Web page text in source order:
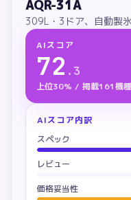
AQR-31A
309L・3ドア、自動製
AIスコア
72 . 3
上位30% / 掲載161機
AIスコア内訳
スペック
レビュー
価格妥当性